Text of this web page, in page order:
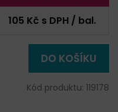
105 Kč s DPH / bal.
DO KOŠÍKU
Kód produktu: 119178